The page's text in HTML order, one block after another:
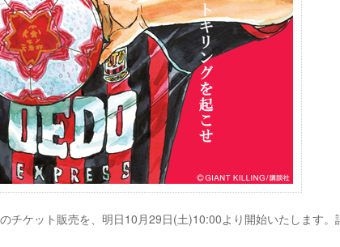
チケット販売を、明日10月29日(土)10:00より開始いたします。